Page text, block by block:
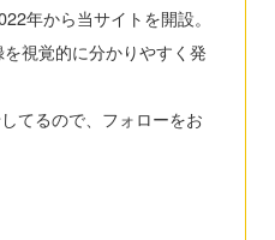
年から当サイトを開設。
視覚的に分かりやすく発
てるので、フォローをお